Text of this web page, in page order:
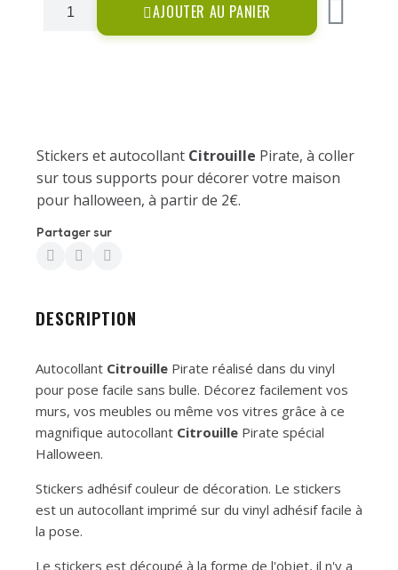
Stickers et autocollant Citrouille Pirate, à coller
sur tous supports pour décorer votre maison
pour halloween, à partir de 2€.
AJOUTER AU PANIER
Partager sur
DESCRIPTION
Autocollant Citrouille Pirate réalisé dans du vinyl
pour pose facile sans bulle. Décorez facilement vos
murs, vos meubles ou même vos vitres grâce à ce
magnifique autocollant Citrouille Pirate spécial
Halloween.
Stickers adhésif couleur de décoration. Le stickers
est un autocollant imprimé sur du vinyl adhésif facile à
la pose.
Le stickers est découpé à la forme de l'objet, il n'y a